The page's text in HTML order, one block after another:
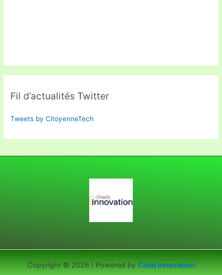
Fil d’actualités Twitter
Tweets by CitoyenneTech
Copyright © 2026 | Powered by Chad Innovation